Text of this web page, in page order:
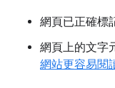
網頁已正確標
網頁上的文字
網站更容易閱